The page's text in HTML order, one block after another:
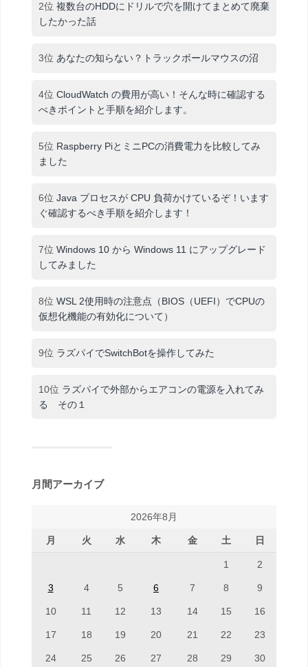
2位 複数台のHDDにドリルで穴を開けてまとめて廃棄
したかった話
3位 あなたの知らない？トラックボールマウスの沼
4位 CloudWatch の費用が高い！そんな時に確認する
べきポイントと手順を紹介します。
5位 Raspberry PiとミニPCの消費電力を比較してみ
ました
6位 Java プロセスが CPU 負荷かけているぞ！います
ぐ確認するべき手順を紹介します！
7位 Windows 10 から Windows 11 にアップグレード
してみました
8位 WSL 2使用時の注意点（BIOS（UEFI）でCPUの
仮想化機能の有効化について）
9位 ラズパイでSwitchBotを操作してみた
10位 ラズパイで外部からエアコンの電源を入れてみ
る その１
月間アーカイブ
2026年8月
月 火 水 木 金 土 日
1 2
3 4 5 6 7 8 9
10 11 12 13 14 15 16
17 18 19 20 21 22 23
24 25 26 27 28 29 30